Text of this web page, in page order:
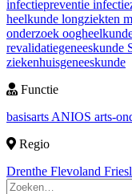
infectiepreventie
heelkunde longziekten
onderzoek
revalidatiegeneeskunde
ziekenhuisgeneeskunde
Functie
basisarts ANIOS arts-
Regio
Drenthe Flevoland